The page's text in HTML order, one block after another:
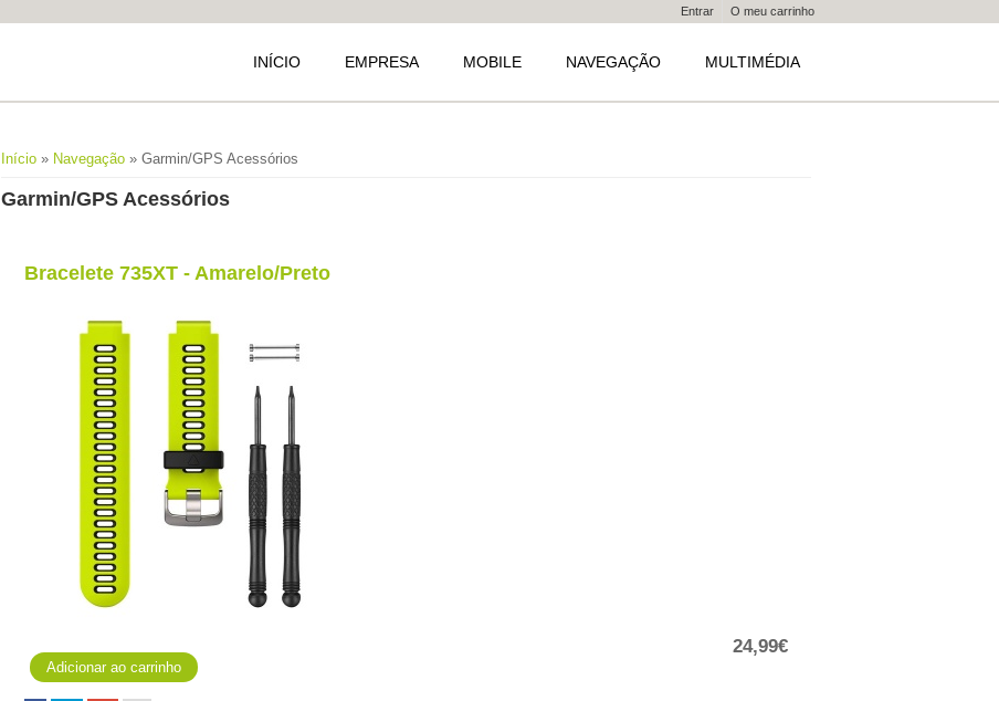
Entrar O meu carrinho
INÍCIO EMPRESA MOBILE NAVEGAÇÃO MULTIMÉDIA
Está aqui
Início » Navegação » Garmin/GPS Acessórios
Garmin/GPS Acessórios
Bracelete 735XT - Amarelo/Preto
24,99€